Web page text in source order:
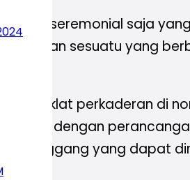
seremonial saja
sesuatu yang
Diklat perkaderan di
sekali dengan
senggang yang dapat